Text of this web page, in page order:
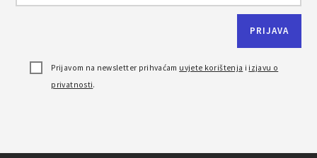
Prijavom na newsletter prihvaćam uvjete korištenja i izjavu o
privatnosti.